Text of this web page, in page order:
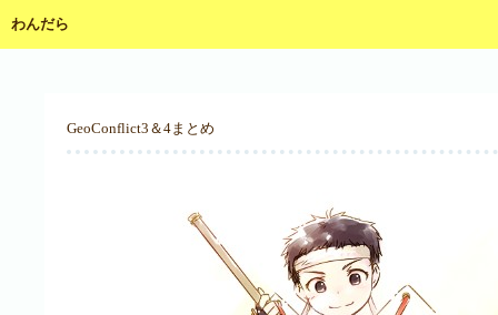
わんだら
GeoConflict3＆4まとめ